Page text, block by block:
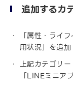
追加するカ
「属性・ライ
用状況」を追加
上記カテゴリ
「LINEミニア